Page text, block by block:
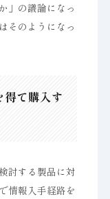
」の議論になっ
そのようになっ
て購入す
討する製品に対
情報入手経路を